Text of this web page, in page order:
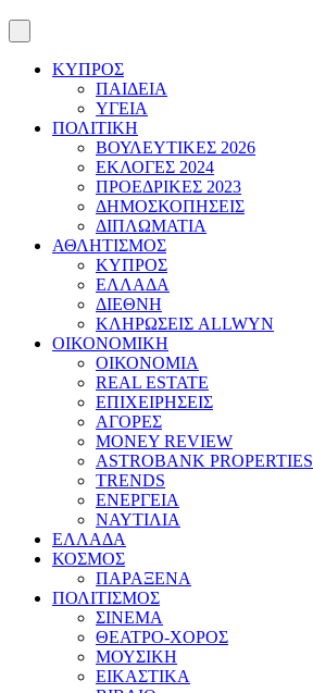
ΚΥΠΡΟΣ
ΠΑΙΔΕΙΑ
ΥΓΕΙΑ
ΠΟΛΙΤΙΚΗ
ΒΟΥΛΕΥΤΙΚΕΣ 2026
ΕΚΛΟΓΕΣ 2024
ΠΡΟΕΔΡΙΚΕΣ 2023
ΔΗΜΟΣΚΟΠΗΣΕΙΣ
ΔΙΠΛΩΜΑΤΙΑ
ΑΘΛΗΤΙΣΜΟΣ
ΚΥΠΡΟΣ
ΕΛΛΑΔΑ
ΔΙΕΘΝΗ
ΚΛΗΡΩΣΕΙΣ ALLWYN
ΟΙΚΟΝΟΜΙΚΗ
ΟΙΚΟΝΟΜΙΑ
REAL ESTATE
ΕΠΙΧΕΙΡΗΣΕΙΣ
ΑΓΟΡΕΣ
MONEY REVIEW
ASTROBANK PROPERTIES
TRENDS
ΕΝΕΡΓΕΙΑ
ΝΑΥΤΙΛΙΑ
ΕΛΛΑΔΑ
ΚΟΣΜΟΣ
ΠΑΡΑΞΕΝΑ
ΠΟΛΙΤΙΣΜΟΣ
ΣΙΝΕΜΑ
ΘΕΑΤΡΟ-ΧΟΡΟΣ
ΜΟΥΣΙΚΗ
ΕΙΚΑΣΤΙΚΑ